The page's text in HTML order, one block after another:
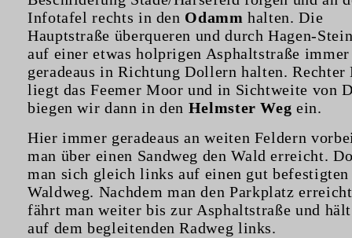
Infotafel rechts in den Odamm halten. Die
Hauptstraße überqueren und durch Hagen-
auf einer etwas holprigen Asphaltstraße immer
geradeaus in Richtung Dollern halten. Rechter
liegt das Feemer Moor und in Sichtweite von
biegen wir dann in den Helmster Wegein.
Hier immer geradeaus an weiten Feldern
man über einen Sandweg den Wald erreicht.
man sich gleich links auf einen gut befestigten
Waldweg. Nachdem man den Parkplatz
fährt man weiter bis zur Asphaltstraße und
auf dem begleitenden Radweg links.